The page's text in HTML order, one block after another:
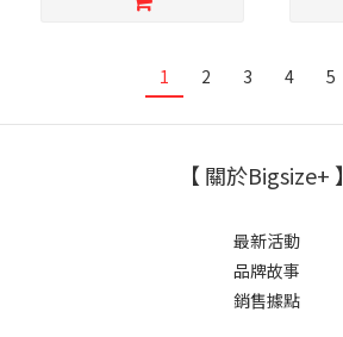
1 2 3 4 5
【 關於Bigsize+ 】
最新活動
品牌故事
銷售據點